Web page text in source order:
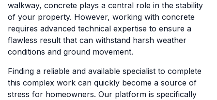
walkway, concrete plays a central role in the stability
of your property. However, working with concrete
requires advanced technical expertise to ensure a
flawless result that can withstand harsh weather
conditions and ground movement.
Finding a reliable and available specialist to complete
this complex work can quickly become a source of
stress for homeowners. Our platform is specifically